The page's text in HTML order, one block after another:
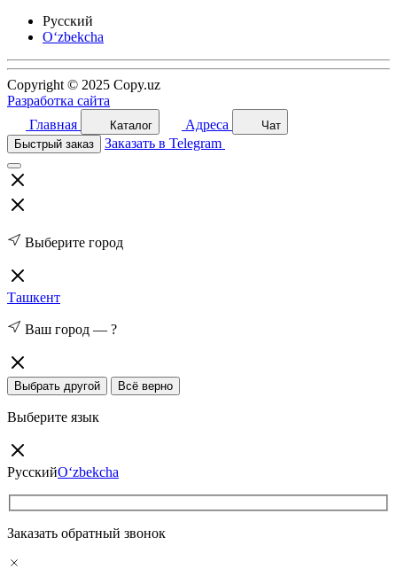
Русский
O‘zbekcha
Copyright © 2025 Copy.uz
Разработка сайта
Главная
Каталог Адреса
Чат
Быстрый заказ
Заказать в Telegram
Выберите город
Ташкент
Ваш город — ?
Выбрать другой Всё верно
Выберите язык
РусскийO‘zbekcha
Заказать обратный звонок